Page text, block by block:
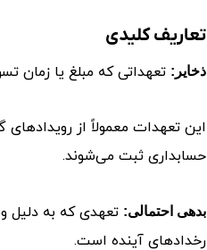
تعاریف کلیدی
ذخایر: تعهداتی که مبلغ یا زمان
این تعهدات معمولاً از
حسابداری ثبت می‌شوند.
بدهی احتمالی: تعهدی که به دلیل
رخدادهای آینده است.